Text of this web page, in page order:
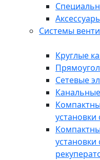
Системы
Круглые
Сетевые